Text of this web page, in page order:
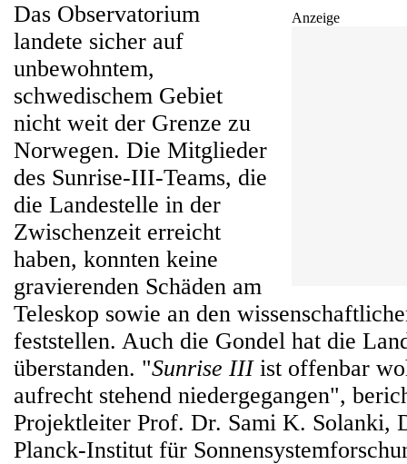
Anzeige
Das Observatorium
landete sicher auf
unbewohntem,
schwedischem Gebiet
nicht weit der Grenze zu
Norwegen. Die Mitglieder
des Sunrise-III-Teams, die
die Landestelle in der
Zwischenzeit erreicht
haben, konnten keine
gravierenden Schäden am
Teleskop sowie an den
feststellen. Auch die Gondel hat die
überstanden. "Sunrise IIIist offenbar
aufrecht stehend niedergegangen",
Projektleiter Prof. Dr. Sami K. Solanki,
Planck-Institut für